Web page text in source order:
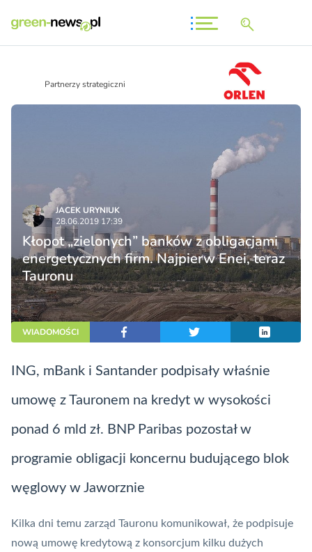
Partnerzy strategiczni
JACEK URYNIUK
28.06.2019 17:39
Kłopot „zielonych” banków z obligacjami
energetycznych firm. Najpierw Enei, teraz
Tauronu
WIADOMOŚCI
ING, mBank i Santander podpisały właśnie
umowę z Tauronem na kredyt w wysokości
ponad 6 mld zł. BNP Paribas pozostał w
programie obligacji koncernu budującego blok
węglowy w Jaworznie
Kilka dni temu zarząd Tauronu komunikował, że podpisuje
nową umowę kredytową z konsorcjum kilku dużych